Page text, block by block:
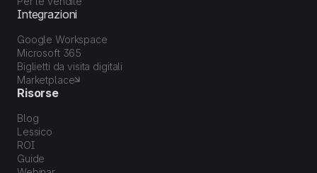
Integrazioni
Google Workspace
Microsoft 365
Biglietti da visita digitali
Marketplace
Risorse
Blog
Lessico
ROI
Guide